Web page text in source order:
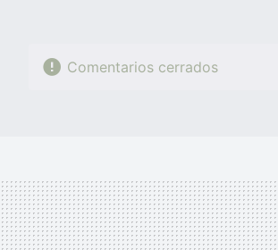
Comentarios cerrados